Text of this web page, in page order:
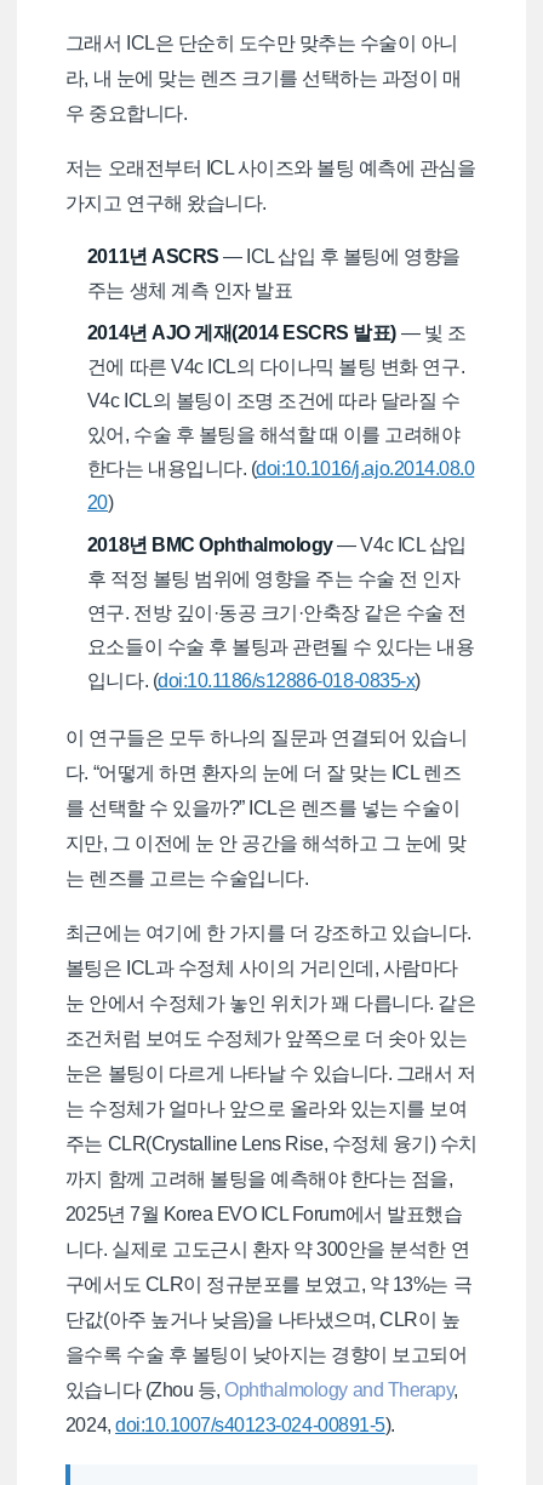
그래서 ICL은 단순히 도수만 맞추는 수술이 아니
라, 내 눈에 맞는 렌즈 크기를 선택하는 과정이 매
우 중요합니다.
저는 오래전부터 ICL 사이즈와 볼팅 예측에 관심을
가지고 연구해 왔습니다.
2011년 ASCRS — ICL 삽입 후 볼팅에 영향을
주는 생체 계측 인자 발표
2014년 AJO 게재(2014 ESCRS 발표) — 빛 조
건에 따른 V4c ICL의 다이나믹 볼팅 변화 연구.
V4c ICL의 볼팅이 조명 조건에 따라 달라질 수
있어, 수술 후 볼팅을 해석할 때 이를 고려해야
한다는 내용입니다. (doi:10.1016/j.ajo.2014.08.0
20)
2018년 BMC Ophthalmology— V4c ICL 삽입
후 적정 볼팅 범위에 영향을 주는 수술 전 인자
연구. 전방 깊이·동공 크기·안축장 같은 수술 전
요소들이 수술 후 볼팅과 관련될 수 있다는 내용
입니다. (doi:10.1186/s12886-018-0835-x)
이 연구들은 모두 하나의 질문과 연결되어 있습니
다. “어떻게 하면 환자의 눈에 더 잘 맞는 ICL 렌즈
를 선택할 수 있을까?” ICL은 렌즈를 넣는 수술이
지만, 그 이전에 눈 안 공간을 해석하고 그 눈에 맞
는 렌즈를 고르는 수술입니다.
최근에는 여기에 한 가지를 더 강조하고 있습니다.
볼팅은 ICL과 수정체 사이의 거리인데, 사람마다
눈 안에서 수정체가 놓인 위치가 꽤 다릅니다. 같은
조건처럼 보여도 수정체가 앞쪽으로 더 솟아 있는
눈은 볼팅이 다르게 나타날 수 있습니다. 그래서 저
는 수정체가 얼마나 앞으로 올라와 있는지를 보여
주는 CLR(Crystalline Lens Rise, 수정체 융기) 수치
까지 함께 고려해 볼팅을 예측해야 한다는 점을,
2025년 7월 Korea EVO ICL Forum에서 발표했습
니다. 실제로 고도근시 환자 약 300안을 분석한 연
구에서도 CLR이 정규분포를 보였고, 약 13%는 극
단값(아주 높거나 낮음)을 나타냈으며, CLR이 높
을수록 수술 후 볼팅이 낮아지는 경향이 보고되어
있습니다 (Zhou 등,Ophthalmology and Therapy,
2024,doi:10.1007/s40123-024-00891-5).